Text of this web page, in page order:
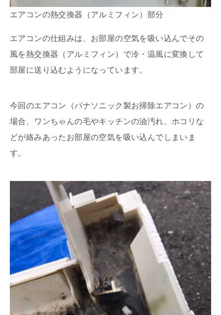
エアコンの熱交換器（アルミフィン）部分
エアコンの仕組みは、お部屋の空気を吸い込んでその
風を熱交換器（アルミフィン）で冷・温風に変換して
部屋に送り込むようになっています。
今回のエアコン（パナソニック製お掃除エアコン）の
場合、ワンちゃんの毛やキッチンの油汚れ、ホコリな
どが絡みあったお部屋の空気を吸い込んでしまいま
す。